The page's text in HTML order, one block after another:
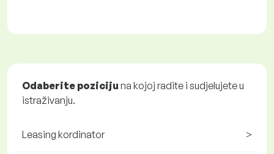
Odaberite poziciju na kojoj radite i sudjelujete u
istraživanju.
Leasing kordinator >